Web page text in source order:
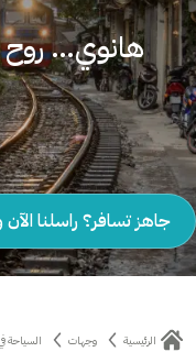
هانوي… روح
جاهز تسافر؟ راسلنا
الرئيسية وجهات السياحة